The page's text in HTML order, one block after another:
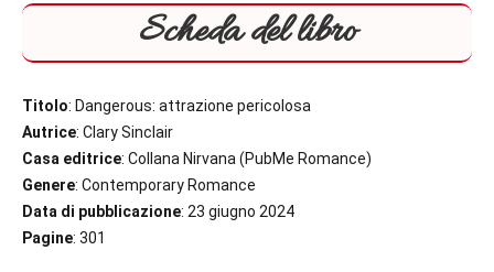
Scheda del libro
Titolo: Dangerous: attrazione pericolosa
Autrice: Clary Sinclair
Casa editrice: Collana Nirvana (PubMe Romance)
Genere: Contemporary Romance
Data di pubblicazione: 23 giugno 2024
Pagine: 301